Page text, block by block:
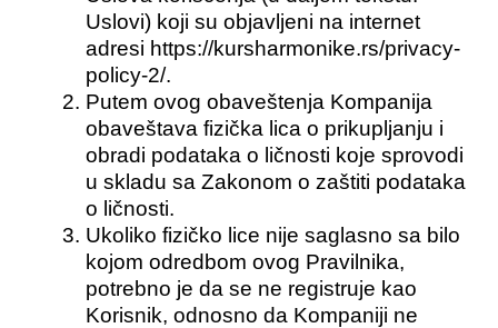
Uslovi) koji su objavljeni na internet
adresi https://kursharmonike.rs/privacy-
policy-2/.
Putem ovog obaveštenja Kompanija
obaveštava fizička lica o prikupljanju i
obradi podataka o ličnosti koje sprovodi
u skladu sa Zakonom o zaštiti podataka
o ličnosti.
Ukoliko fizičko lice nije saglasno sa bilo
kojom odredbom ovog Pravilnika,
potrebno je da se ne registruje kao
Korisnik, odnosno da Kompaniji ne